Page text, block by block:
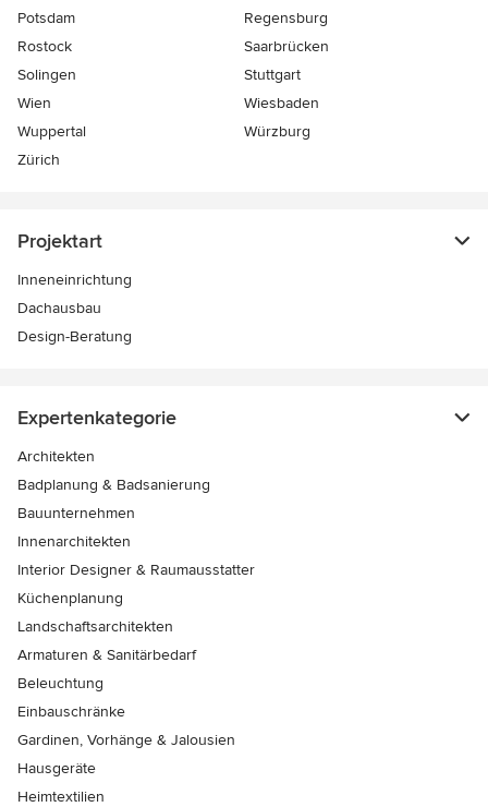
Potsdam
Regensburg
Rostock
Saarbrücken
Solingen
Stuttgart
Wien
Wiesbaden
Wuppertal
Würzburg
Zürich
Projektart
Inneneinrichtung
Dachausbau
Design-Beratung
Expertenkategorie
Architekten
Badplanung & Badsanierung
Bauunternehmen
Innenarchitekten
Interior Designer & Raumausstatter
Küchenplanung
Landschaftsarchitekten
Armaturen & Sanitärbedarf
Beleuchtung
Einbauschränke
Gardinen, Vorhänge & Jalousien
Hausgeräte
Heimtextilien